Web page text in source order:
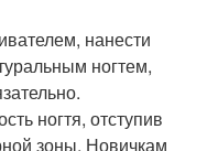
нанести
ногтем,
ногтя, отступив
зоны. Новичкам